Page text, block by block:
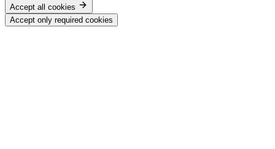
Accept all cookies
Accept only required cookies